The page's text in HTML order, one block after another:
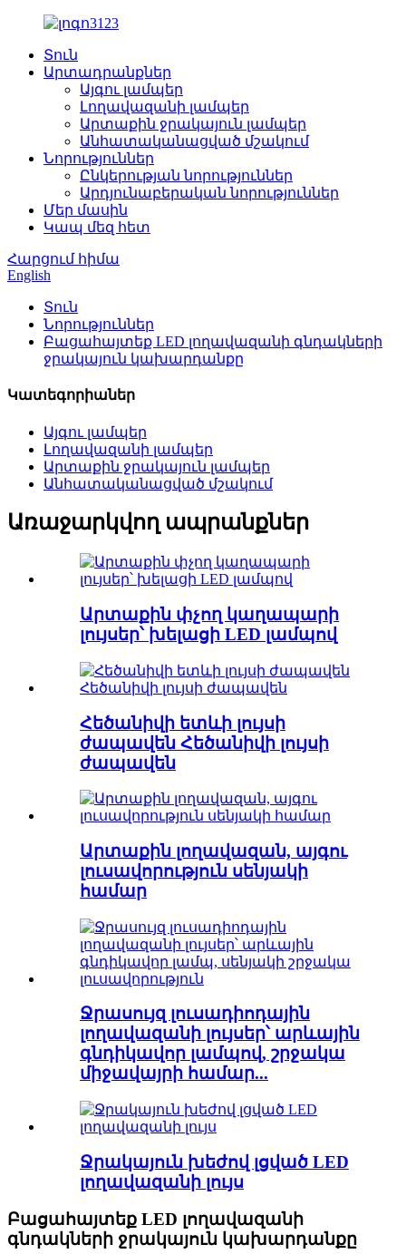
Տուն
Արտադրանքներ
Այգու լամպեր
Լողավազանի լամպեր
Արտաքին ջրակայուն լամպեր
Անհատականացված մշակում
Նորություններ
Ընկերության նորություններ
Արդյունաբերական նորություններ
Մեր մասին
Կապ մեզ հետ
Հարցում հիմա
English
Տուն
Նորություններ
Բացահայտեք LED լողավազանի գնդակների
ջրակայուն կախարդանքը
Կատեգորիաներ
Այգու լամպեր
Լողավազանի լամպեր
Արտաքին ջրակայուն լամպեր
Անհատականացված մշակում
Առաջարկվող ապրանքներ
Արտաքին փչող կաղապարի
լույսեր՝ խելացի LED լամպով
Հեծանիվի ետևի լույսի
ժապավեն Հեծանիվի լույսի
ժապավեն
Արտաքին լողավազան, այգու
լուսավորություն սենյակի
համար
Ջրասույզ լուսադիոդային
լողավազանի լույսեր՝ արևային
գնդիկավոր լամպով, շրջակա
միջավայրի համար...
Ջրակայուն խեժով լցված LED
լողավազանի լույս
Բացահայտեք LED լողավազանի
գնդակների ջրակայուն կախարդանքը